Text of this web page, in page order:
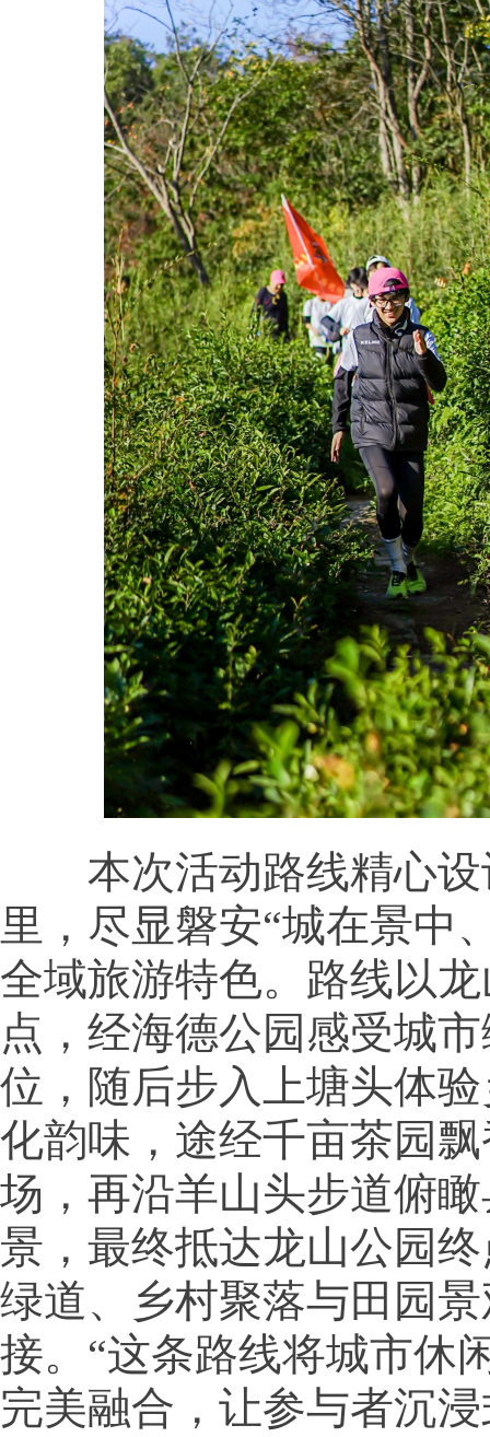
本次活动路线精心设
里，尽显磐安“城在景中
全域旅游特色。路线以
点，经海德公园感受城
位，随后步入上塘头体
化韵味，途经千亩茶园
场，再沿羊山头步道俯
景，最终抵达龙山公园
绿道、乡村聚落与田园
接。“这条路线将城市休
完美融合，让参与者沉